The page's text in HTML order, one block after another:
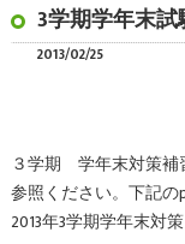
3学期学年末
2013/02/25
３学期 学年末対策補
参照ください。 下記の
2013年3学期学年末対